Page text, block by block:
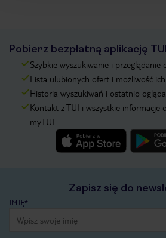
Pobierz bezpłatną aplikację TUI
Szybkie wyszukiwanie i przeglądanie
Lista ulubionych ofert i możliwość
Historia wyszukiwań i ostatnio
Kontakt z TUI i wszystkie informacje
myTUI
Zapisz się do
IMIĘ*